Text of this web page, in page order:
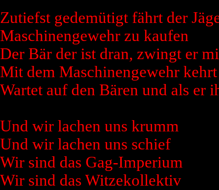
Zutiefst gedemütigt fährt der
Maschinengewehr zu kaufen
Der Bär der ist dran, zwingt er
Mit dem Maschinengewehr
Wartet auf den Bären und als er
Und wir lachen uns krumm
Und wir lachen uns schief
Wir sind das Gag-Imperium
Wir sind das Witzekollektiv